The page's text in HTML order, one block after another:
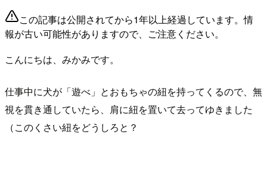
この記事は公開されてから1年以上経過しています。情
報が古い可能性がありますので、ご注意ください。
こんにちは、みかみです。
仕事中に犬が「遊べ」とおもちゃの紐を持ってくるので、無
視を貫き通していたら、肩に紐を置いて去ってゆきました
（このくさい紐をどうしろと？